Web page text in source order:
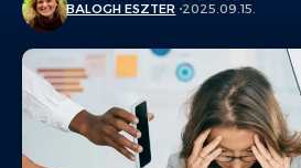
BALOGH ESZTER 2025.09.15.